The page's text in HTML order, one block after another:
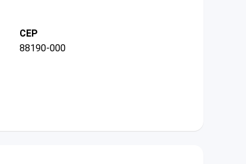
CEP
88190-000